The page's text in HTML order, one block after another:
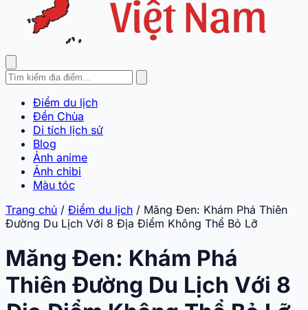
Điểm du lịch
Đền Chùa
Di tích lịch sử
Blog
Ảnh anime
Ảnh chibi
Màu tóc
Trang chủ / Điểm du lịch / Măng Đen: Khám Phá Thiên
Đường Du Lịch Với 8 Địa Điểm Không Thể Bỏ Lỡ
Măng Đen: Khám Phá
Thiên Đường Du Lịch Với 8